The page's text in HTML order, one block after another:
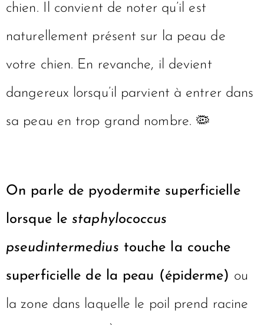
chien. Il convient de noter qu’il est
naturellement présent sur la peau de
votre chien. En revanche, il devient
dangereux lorsqu’il parvient à entrer dans
sa peau en trop grand nombre. 🦠
On parle de pyodermite superficielle
lorsque lestaphylococcus
pseudintermedius touche la couche
superficielle de la peau (épiderme) ou
la zone dans laquelle le poil prend racine